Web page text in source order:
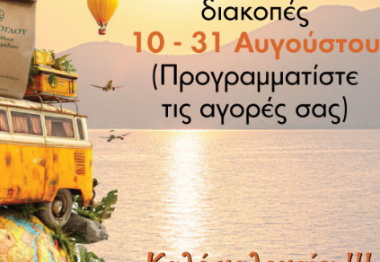
Ξηροί Καρποί
Chips Λαχανικών
€3.85 – €38.50
Quick View
Ξηροί Καρποί
Cocktail Nuts
€0.85 – € 8.50
Quick View